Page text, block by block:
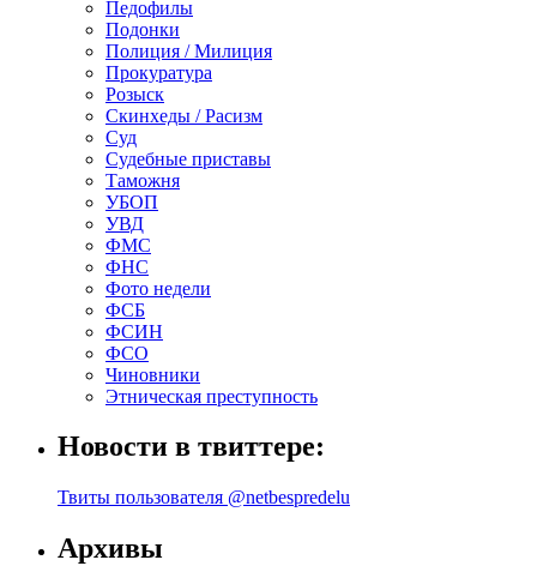
Педофилы
Подонки
Полиция / Милиция
Прокуратура
Розыск
Скинхеды / Расизм
Суд
Судебные приставы
Таможня
УБОП
УВД
ФМС
ФНС
Фото недели
ФСБ
ФСИН
ФСО
Чиновники
Этническая преступность
Новости в твиттере:
Твиты пользователя @netbespredelu
Архивы